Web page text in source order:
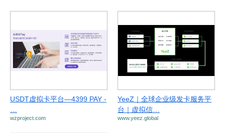
USDT虚拟卡平台—4399 PAY -
wzproject.com
YeeZ｜全球企业级发卡服务平
台｜虚拟信…
www.yeez.global